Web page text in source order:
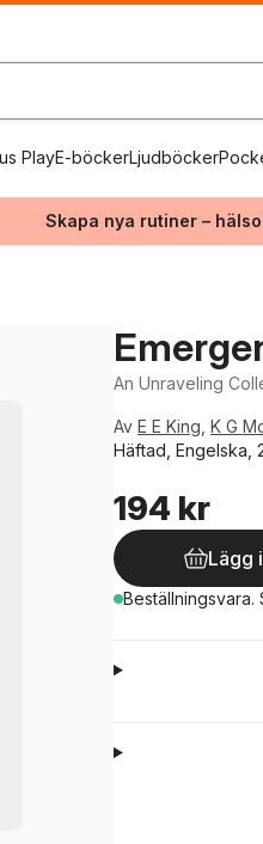
PlayE-böckerLjudböcker
Skapa nya rutiner –
An Unraveling
Av E E King K G
Häftad, Engelska,
194 kr
Lägg
Beställningsvara.